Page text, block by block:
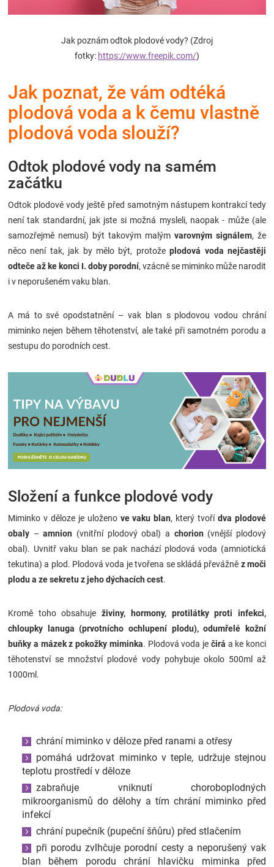
Blog
Hračkářství
Jak poznám odtok plodové vody? (Zdroj
fotky: https://www.freepik.com/)
Jak poznat, že vám odtéká
plodová voda a k čemu vlastně
plodová voda slouží?
Odtok plodové vody na samém
začátku
Odtok plodové vody ještě před samotným nástupem kontrakcí tedy
není tak standardní, jak jste si možná mysleli, naopak - může (ale
samozřejmě nemusí) být takovým malým varovným signálem, že
něco není tak, jak by mělo být, protožeplodová voda nejčastěji
odteče až ke konci I. doby porodní, vzácně se miminko může narodit
i v neporušeném vaku blan.
A má to své opodstatnění – vak blan s plodovou vodou chrání
miminko nejen během těhotenství, ale také při samotném porodu a
sestupu do porodních cest.
Složení a funkce plodové vody
Miminko v děloze je uloženo ve vaku blan, který tvořídva plodové
obaly –amnion (vnitřní plodový obal) a chorion(vnější plodový
obal). Uvnitř vaku blan se pak nachází plodová voda (amniotická
tekutina) a plod. Plodová voda je tvořena se skládá převážně z moči
plodu a ze sekretu z jeho dýchacích cest.
Kromě toho obsahuježiviny, hormony, protilátky proti infekci,
chloupky lanuga (prvotnícho ochlupení plodu), odumřelé kožní
buňky a mázek z pokožky miminka. Plodová voda je čirá a ke konci
těhotenství se množství plodové vody pohybuje okolo 500ml až
1000ml.
Plodová voda:
chrání miminko v děloze před ranami a otřesy
pomáhá udržovat miminko v teple, udržuje stejnou
teplotu prostředí v děloze
zabraňuje vniknutí choroboplodných
mikroorganismů do dělohy a tím chrání miminko před
infekcí
chrání pupečník (pupeční šňůru) před stlačením
při porodu zvlhčuje porodní cesty a neporušený vak
blan během porodu chrání hlavičku miminka před